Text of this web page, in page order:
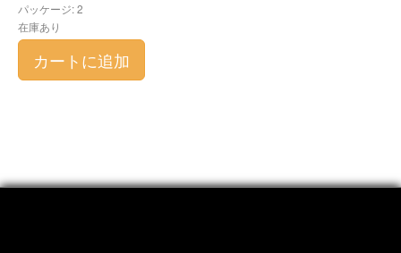
パッケージ: 2
在庫あり
カートに追加